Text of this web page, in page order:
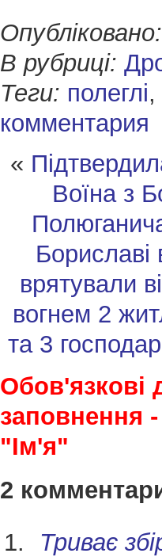
Опубліковано:
В рубриці:
Теги: полеглі,
комментария
«
Воїна з
Бориславі
врятували
вогнем 2
та 3
Обов'язкові
заповнення
"Ім'я"
2
Триває